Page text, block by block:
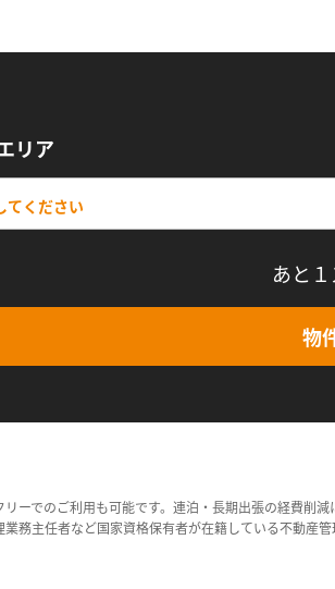
リア
あと
物
ーでのご利用も可能です。連泊・長期出張の経費削減
務主任者など国家資格保有者が在籍している不動産